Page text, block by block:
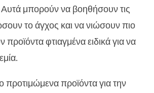
μπορούν να βοηθήσουν τις
το άγχος και να νιώσουν πιο
φτιαγμένα ειδικά για να
προτιμώμενα προϊόντα για την